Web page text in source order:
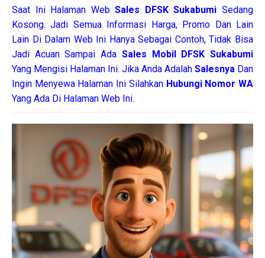
Saat Ini Halaman WebSales DFSK SukabumiSedang
Kosong. Jadi Semua Informasi Harga, Promo Dan Lain
Lain Di Dalam Web Ini Hanya Sebagai Contoh, Tidak Bisa
Jadi Acuan Sampai Ada Sales Mobil DFSK Sukabumi
Yang Mengisi Halaman Ini. Jika Anda Adalah Salesnya Dan
Ingin Menyewa Halaman Ini Silahkan Hubungi Nomor WA
Yang Ada Di Halaman Web Ini.